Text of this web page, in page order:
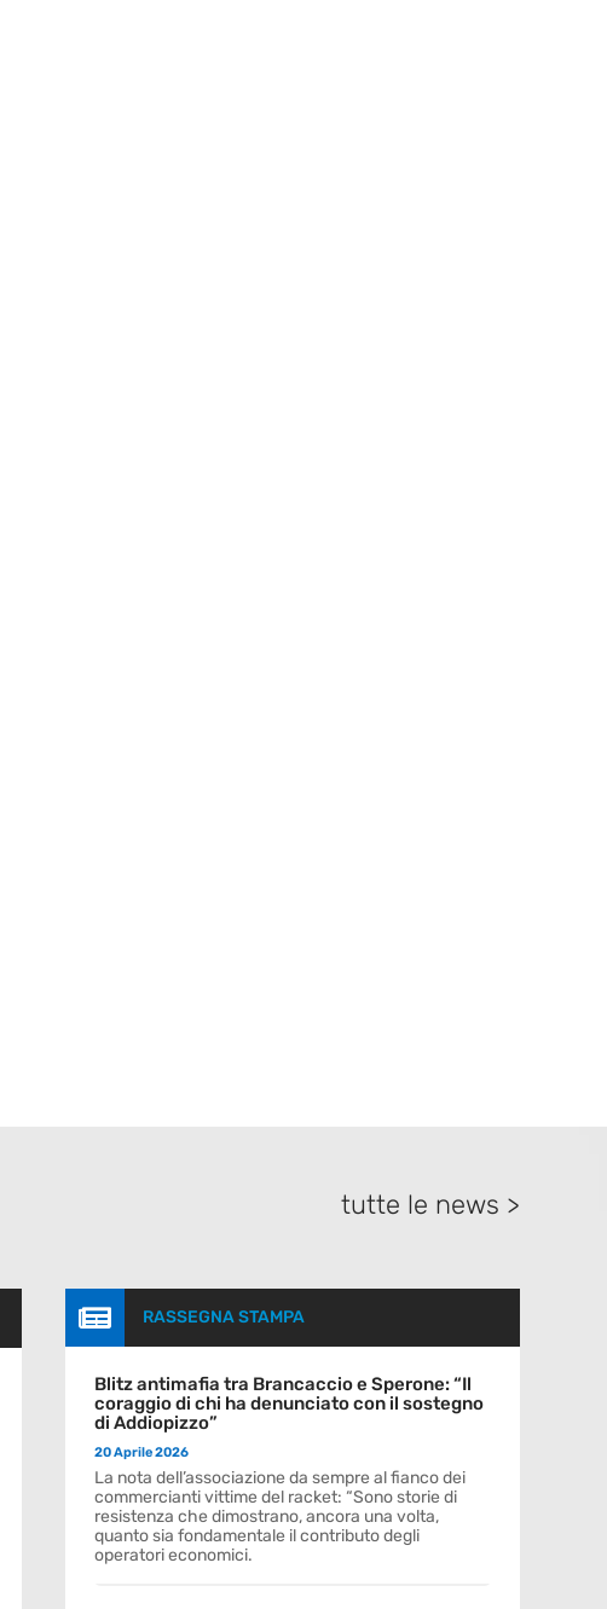
tutte le news >
 RASSEGNA STAMPA
Blitz antimafia tra Brancaccio e Sperone: “Il
coraggio di chi ha denunciato con il sostegno
di Addiopizzo”
20 Aprile 2026
La nota dell’associazione da sempre al fianco dei
commercianti vittime del racket: “Sono storie di
resistenza che dimostrano, ancora una volta,
quanto sia fondamentale il contributo degli
operatori economici.